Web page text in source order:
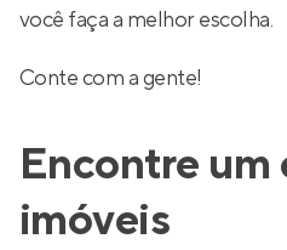
você faça a melhor escolha.
Conte com a gente!
Encontre um
imóveis